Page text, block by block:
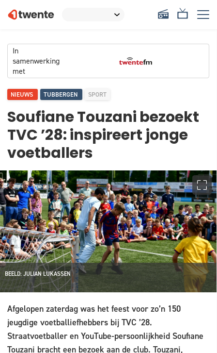
In
samenwerking
met
NIEUWS TUBBERGEN SPORT
Soufiane Touzani bezoekt
TVC ’28: inspireert jonge
voetballers
BEELD: JULIAN LUKASSEN
Afgelopen zaterdag was het feest voor zo’n 150
jeugdige voetballiefhebbers bij TVC ’28.
Straatvoetballer en YouTube-persoonlijkheid Soufiane
Touzani bracht een bezoek aan de club. Touzani,